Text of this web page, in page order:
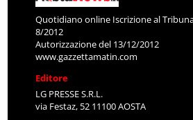
Quotidiano online Iscrizione al
8/2012
Autorizzazione del 13/12/2012
www.gazzettamatin.com
Editore
LG PRESSE S.R.L.
via Festaz, 52 11100 AOSTA